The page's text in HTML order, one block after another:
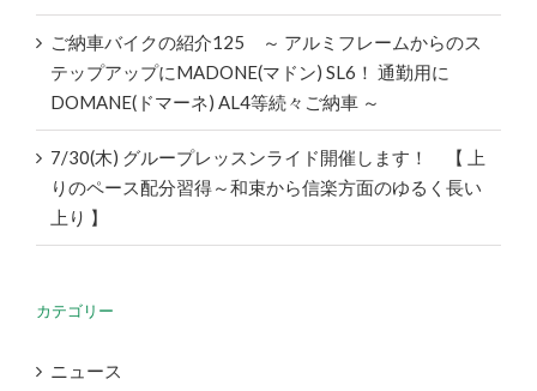
ご納車バイクの紹介125 ～ アルミフレームからのス
テップアップにMADONE(マドン) SL6！ 通勤用に
DOMANE(ドマーネ) AL4等続々ご納車 ～
7/30(木) グループレッスンライド開催します！ 【 上
りのペース配分習得～和束から信楽方面のゆるく長い
上り 】
カテゴリー
ニュース